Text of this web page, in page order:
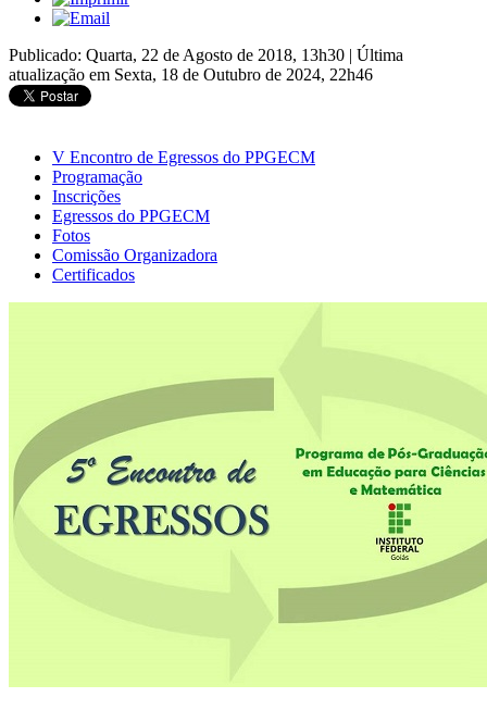
Publicado: Quarta, 22 de Agosto de 2018, 13h30 | Última
atualização em Sexta, 18 de Outubro de 2024, 22h46
V Encontro de Egressos do PPGECM
Programação
Inscrições
Egressos do PPGECM
Fotos
Comissão Organizadora
Certificados